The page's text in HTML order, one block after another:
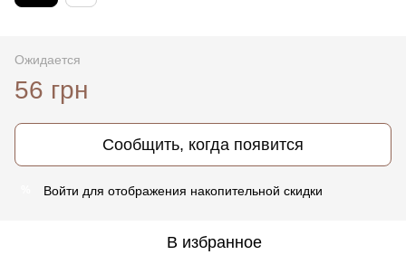
Ожидается
56 грн
Сообщить, когда появится
Войти для отображения накопительной скидки
В избранное